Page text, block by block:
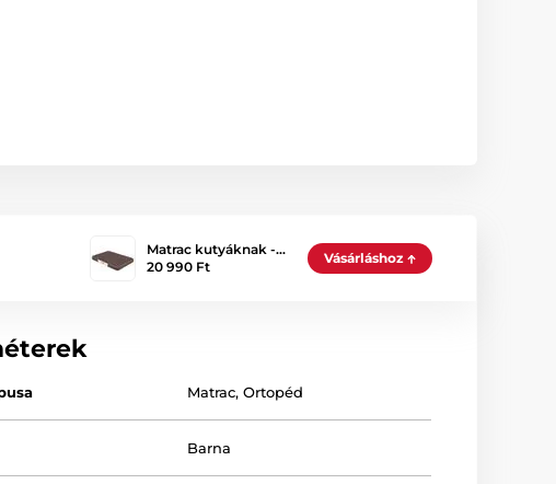
Matrac kutyáknak -…
20 990 Ft
Vásárláshoz
Matrac,Ortopéd
Barna